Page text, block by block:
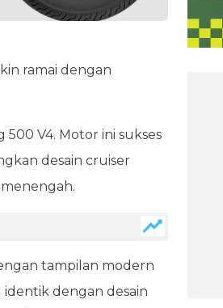
ramai dengan
500 V4. Motor ini sukses
desain cruiser
tampilan modern
dengan desain